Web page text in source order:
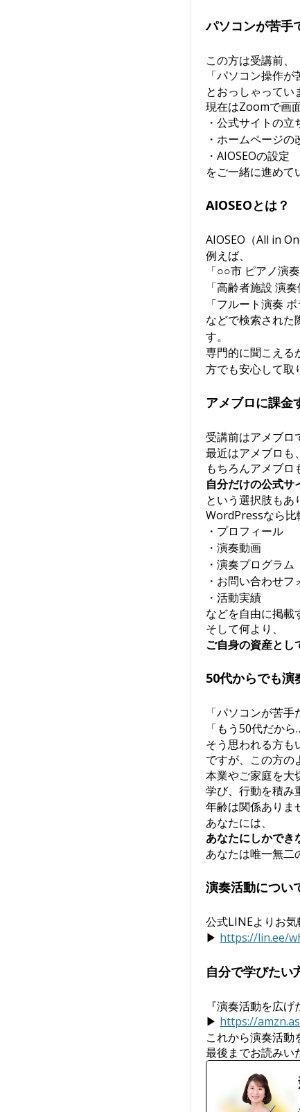
パソコンが苦手
この方は受講前、
「パソコン操作が
とおっしゃってい
現在はZoomで画
・公式サイトの立
・ホームページの
・AIOSEOの設定
をご一緒に進めて
AIOSEOとは？
AIOSEO（All in
例えば、
「○○市 ピアノ演奏
「高齢者施設 演奏
「フルート演奏
などで検索された
す。
専門的に聞こえる
方でも安心して取
アメブロに課金
受講前はアメブロ
最近はアメブロも
もちろんアメブロ
自分だけの公式サ
という選択肢もあ
WordPressなら比
・プロフィール
・演奏動画
・演奏プログラム
・お問い合わせフ
・活動実績
などを自由に掲載
そして何より、
ご自身の資産とし
50代からでも演
「パソコンが苦手
「もう50代だから
そう思われる方も
ですが、この方の
本業やご家庭を大
学び、行動を積み
年齢は関係ありま
あなたには、
あなたにしかでき
あなたは唯一無二
演奏活動につい
公式LINEよりお気
▶ https://lin.ee/
自分で学びたい
『演奏活動を広
▶ https://
これから演奏活動
最後までお読みい